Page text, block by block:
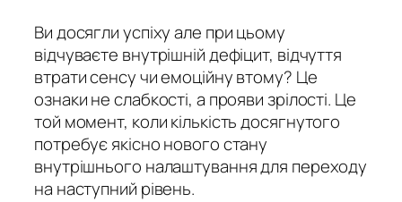
Ви досягли успіху але при цьому
відчуваєте внутрішній дефіцит, відчуття
втрати сенсу чи емоційну втому? Це
ознаки не слабкості, а прояви зрілості. Це
той момент, коли кількість досягнутого
потребує якісно нового стану
внутрішнього налаштування для переходу
на наступний рівень.